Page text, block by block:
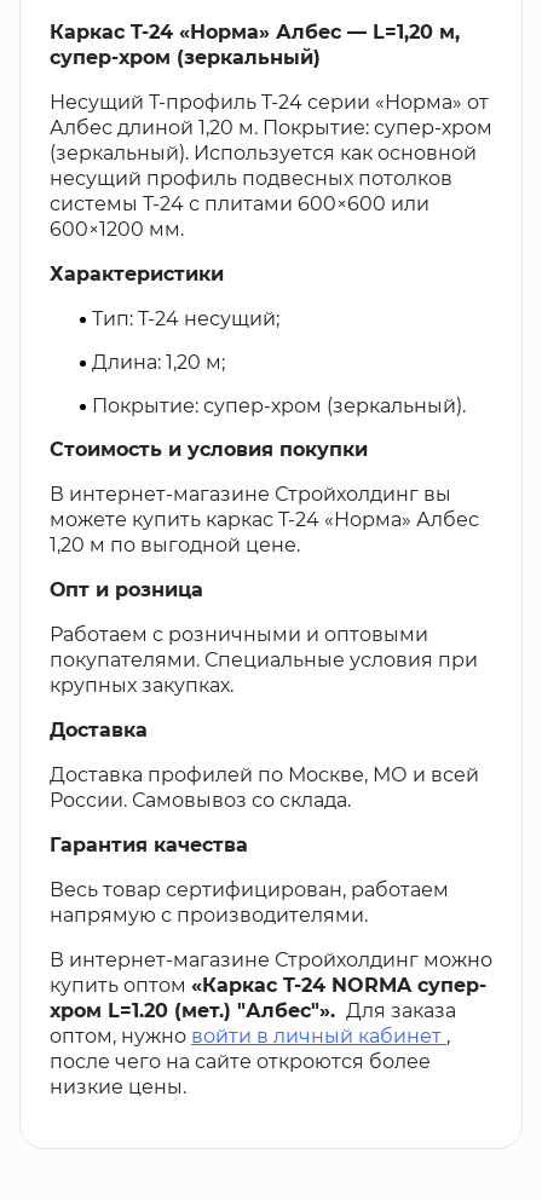
Каркас T-24 «Норма» Албес — L=1,20 м,
супер-хром (зеркальный)
Несущий Т-профиль T-24 серии «Норма» от
Албес длиной 1,20 м. Покрытие: супер-хром
(зеркальный). Используется как основной
несущий профиль подвесных потолков
системы T-24 с плитами 600×600 или
600×1200 мм.
Характеристики
Тип: T-24 несущий;
Длина: 1,20 м;
Покрытие: супер-хром (зеркальный).
Стоимость и условия покупки
В интернет-магазине Стройхолдинг вы
можете купить каркас T-24 «Норма» Албес
1,20 м по выгодной цене.
Опт и розница
Работаем с розничными и оптовыми
покупателями. Специальные условия при
крупных закупках.
Доставка
Доставка профилей по Москве, МО и всей
России. Самовывоз со склада.
Гарантия качества
Весь товар сертифицирован, работаем
напрямую с производителями.
В интернет-магазине Стройхолдинг можно
купить оптом «Каркас T-24 NORMA супер-
хром L=1.20 (мет.) "Албес"». Для заказа
оптом, нужно войти в личный кабинет ,
после чего на сайте откроются более
низкие цены.